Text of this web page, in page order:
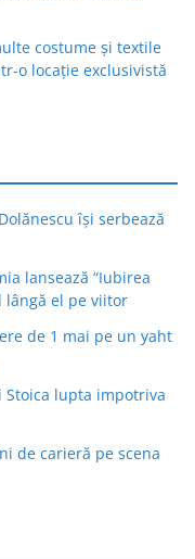
costume și textile
o locație exclusivistă
își serbează
lansează “Iubirea
lângă el pe viitor
de 1 mai pe un yaht
Stoica lupta impotriva
de carieră pe scena